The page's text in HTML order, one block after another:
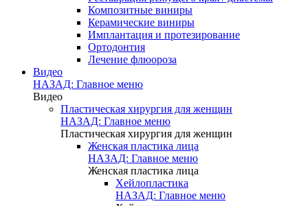
Композитные виниры
Керамические виниры
Имплантация и протезирование
Ортодонтия
Лечение флюороза
Видео
НАЗАД: Главное меню
Видео
Пластическая хирургия для женщин
НАЗАД: Главное меню
Пластическая хирургия для женщин
Женская пластика лица
НАЗАД: Главное меню
Женская пластика лица
Хейлопластика
НАЗАД: Главное меню